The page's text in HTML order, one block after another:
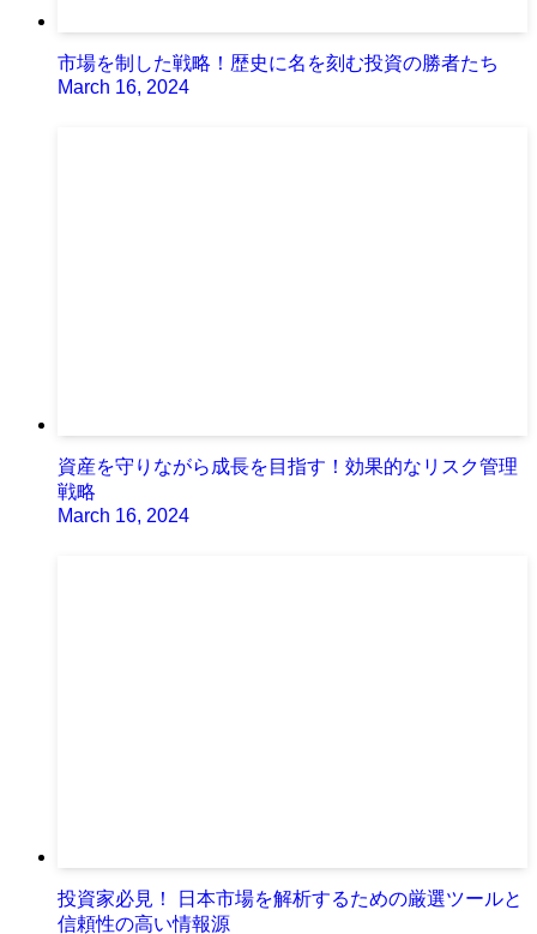
市場を制した戦略！歴史に名を刻む投資の勝者たち
March 16, 2024
資産を守りながら成長を目指す！効果的なリスク管理
戦略
March 16, 2024
投資家必見！ 日本市場を解析するための厳選ツールと
信頼性の高い情報源